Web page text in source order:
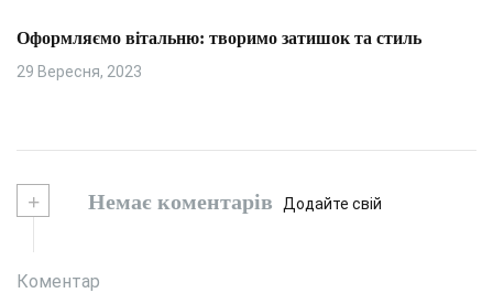
Оформляємо вітальню: творимо затишок та стиль
29 Вересня, 2023
+ Немає коментарів Додайте свій
Коментар